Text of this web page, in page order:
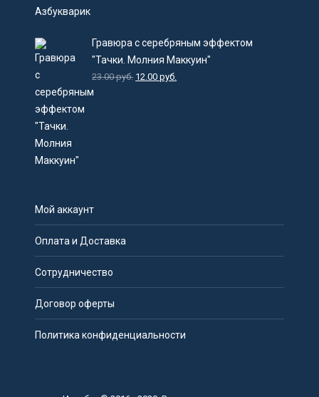
Гравюра с серебряным эффектом
"Тачки. Молния Маккуин"
23.00руб. 12.00руб.
Мой аккаунт
Оплата и Доставка
Сотрудничество
Договор оферты
Политика конфиденциальности